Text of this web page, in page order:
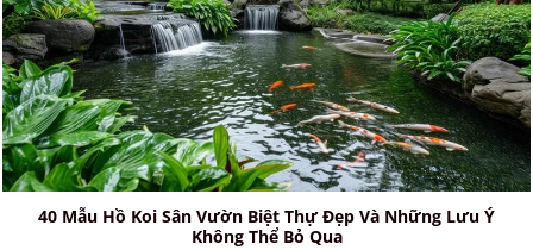
40 Mẫu Hồ Koi Sân Vườn Biệt Thự Đẹp Và Những Lưu Ý
Không Thể Bỏ Qua